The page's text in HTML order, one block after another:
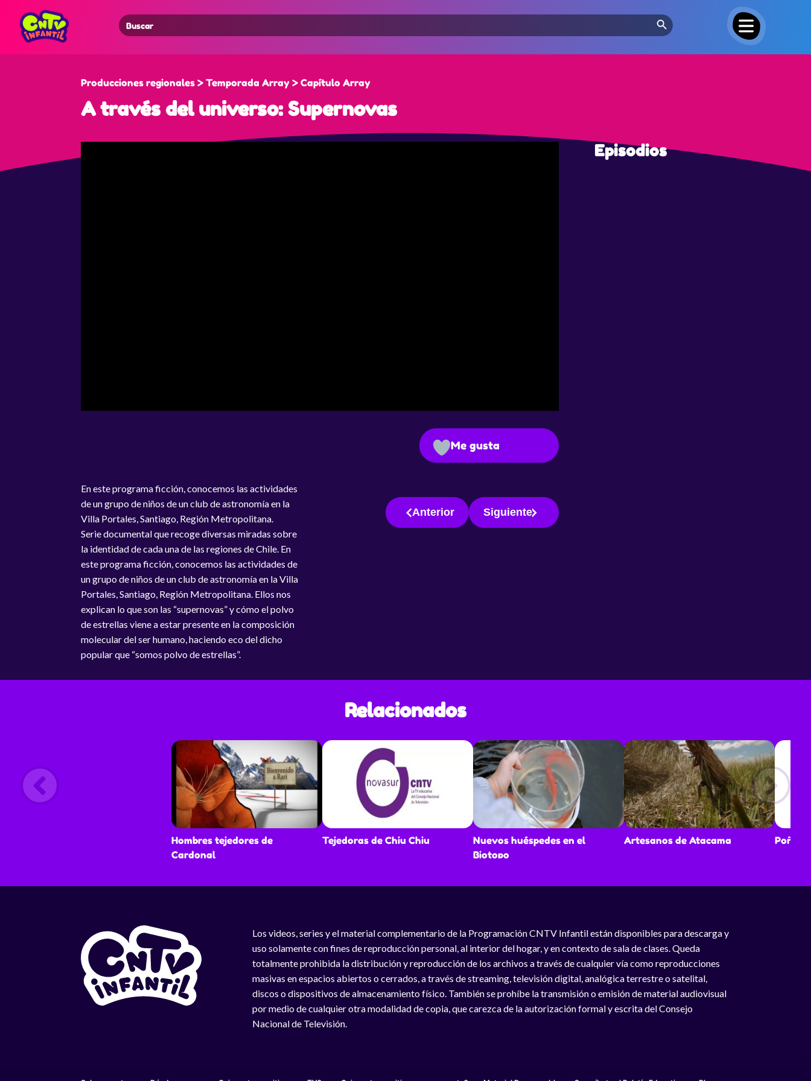
Search
for:
Search Button
Producciones regionales > Temporada Array > Capítulo Array
A través del universo: Supernovas
Me gusta
En este programa ficción, conocemos las actividades
de un grupo de niños de un club de astronomía en la
Villa Portales, Santiago, Región Metropolitana.
Serie documental que recoge diversas miradas sobre
la identidad de cada una de las regiones de Chile. En
este programa ficción, conocemos las actividades de
un grupo de niños de un club de astronomía en la Villa
Portales, Santiago, Región Metropolitana. Ellos nos
explican lo que son las “supernovas” y cómo el polvo
de estrellas viene a estar presente en la composición
molecular del ser humano, haciendo eco del dicho
popular que “somos polvo de estrellas”.
Anterior Siguiente
Episodios
Relacionados
Hombres tejedores de
Cardonal
Tejedoras de Chiu Chiu
Nuevos huéspedes en el
Biotopo
Artesanos de Atacama Poñi,
Los videos, series y el material complementario de la Programación CNTV Infantil están disponibles para descarga y
uso solamente con fines de reproducción personal, al interior del hogar, y en contexto de sala de clases. Queda
totalmente prohibida la distribución y reproducción de los archivos a través de cualquier vía como reproducciones
masivas en espacios abiertos o cerrados, a través de streaming, televisión digital, analógica terrestre o satelital,
discos o dispositivos de almacenamiento físico. También se prohíbe la transmisión o emisión de material audiovisual
por medio de cualquier otra modalidad de copia, que carezca de la autorización formal y escrita del Consejo
Nacional de Televisión.